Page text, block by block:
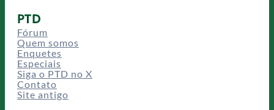
PTD
Fórum
Quem somos
Enquetes
Especiais
Siga o PTD no X
Contato
Site antigo